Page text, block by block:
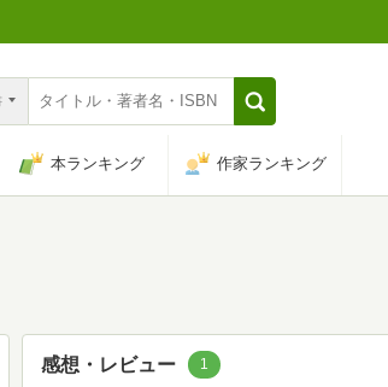
本ランキング 作家ランキング
感想・レビュー 1